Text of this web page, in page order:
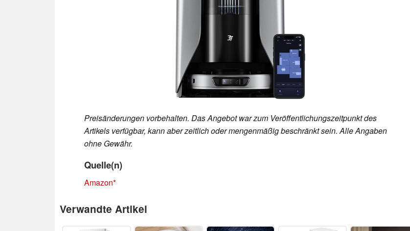
Preisänderungen vorbehalten. Das Angebot war zum Veröffentlichungszeitpunkt des
Artikels verfügbar, kann aber zeitlich oder mengenmäßig beschränkt sein. Alle Angaben
ohne Gewähr.
Quelle(n)
Amazon
Verwandte Artikel